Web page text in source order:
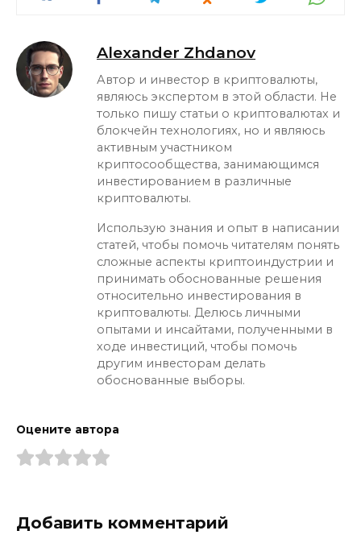
Alexander Zhdanov
Автор и инвестор в криптовалюты,
являюсь экспертом в этой области. Не
только пишу статьи о криптовалютах и
блокчейн технологиях, но и являюсь
активным участником
криптосообщества, занимающимся
инвестированием в различные
криптовалюты.
Использую знания и опыт в написании
статей, чтобы помочь читателям понять
сложные аспекты криптоиндустрии и
принимать обоснованные решения
относительно инвестирования в
криптовалюты. Делюсь личными
опытами и инсайтами, полученными в
ходе инвестиций, чтобы помочь
другим инвесторам делать
обоснованные выборы.
Оцените автора
Добавить комментарий